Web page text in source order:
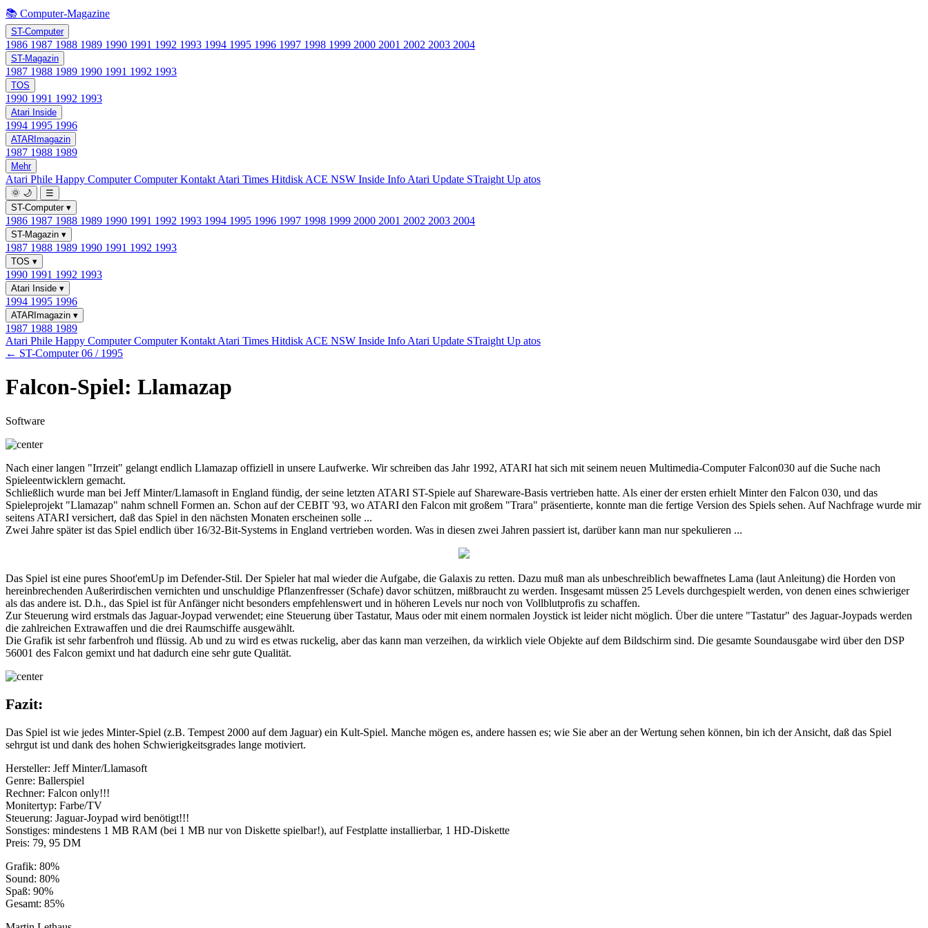
📚 Computer-Magazine
ST-Computer
1986 1987 1988 1989 1990 1991 1992 1993 1994 1995 1996 1997 1998 1999 2000 2001 2002 2003 2004
ST-Magazin
1987 1988 1989 1990 1991 1992 1993
TOS
1990 1991 1992 1993
Atari Inside
1994 1995 1996
ATARImagazin
1987 1988 1989
Mehr
Atari Phile Happy ComputerComputer Kontakt Atari Times Hitdisk ACE NSW Inside Info Atari Update STraight Up atos
🌞 🌙
☰
ST-Computer ▾
1986 1987 1988 1989 1990 1991 1992 1993 1994 1995 1996 1997 1998 1999 2000 2001 2002 2003 2004
ST-Magazin ▾
1987 1988 1989 1990 1991 1992 1993
TOS ▾
1990 1991 1992 1993
Atari Inside ▾
1994 1995 1996
ATARImagazin ▾
1987 1988 1989
Atari Phile Happy ComputerComputer Kontakt Atari Times Hitdisk ACE NSW Inside Info Atari Update STraight Up atos
← ST-Computer 06 / 1995
Falcon-Spiel: Llamazap
Software
Nach einer langen "Irrzeit" gelangt endlich Llamazap offiziell in unsere Laufwerke. Wir schreiben das Jahr 1992, ATARI hat sich mit seinem neuen Multimedia-Computer Falcon030 auf die Suche nach
Spieleentwicklern gemacht.
Schließlich wurde man bei Jeff Minter/Llamasoft in England fündig, der seine letzten ATARI ST-Spiele auf Shareware-Basis vertrieben hatte. Als einer der ersten erhielt Minter den Falcon 030, und das
Spieleprojekt "Llamazap" nahm schnell Formen an. Schon auf der CEBIT '93, wo ATARI den Falcon mit großem "Trara" präsentierte, konnte man die fertige Version des Spiels sehen. Auf Nachfrage wurde mir
seitens ATARI versichert, daß das Spiel in den nächsten Monaten erscheinen solle ...
Zwei Jahre später ist das Spiel endlich über 16/32-Bit-Systems in England vertrieben worden. Was in diesen zwei Jahren passiert ist, darüber kann man nur spekulieren ...
Das Spiel ist eine pures Shoot'emUp im Defender-Stil. Der Spieler hat mal wieder die Aufgabe, die Galaxis zu retten. Dazu muß man als unbeschreiblich bewaffnetes Lama (laut Anleitung) die Horden von
hereinbrechenden Außerirdischen vernichten und unschuldige Pflanzenfresser (Schafe) davor schützen, mißbraucht zu werden. Insgesamt müssen 25 Levels durchgespielt werden, von denen eines schwieriger
als das andere ist. D.h., das Spiel ist für Anfänger nicht besonders empfehlenswert und in höheren Levels nur noch von Vollblutprofis zu schaffen.
Zur Steuerung wird erstmals das Jaguar-Joypad verwendet; eine Steuerung über Tastatur, Maus oder mit einem normalen Joystick ist leider nicht möglich. Über die untere "Tastatur" des Jaguar-Joypads werden
die zahlreichen Extrawaffen und die drei Raumschiffe ausgewählt.
Die Grafik ist sehr farbenfroh und flüssig. Ab und zu wird es etwas ruckelig, aber das kann man verzeihen, da wirklich viele Objekte auf dem Bildschirm sind. Die gesamte Soundausgabe wird über den DSP
56001 des Falcon gemixt und hat dadurch eine sehr gute Qualität.
Fazit:
Das Spiel ist wie jedes Minter-Spiel (z.B. Tempest 2000 auf dem Jaguar) ein Kult-Spiel. Manche mögen es, andere hassen es; wie Sie aber an der Wertung sehen können, bin ich der Ansicht, daß das Spiel
sehrgut ist und dank des hohen Schwierigkeitsgrades lange motiviert.
Hersteller: Jeff Minter/Llamasoft
Genre: Ballerspiel
Rechner: Falcon only!!!
Monitertyp: Farbe/TV
Steuerung: Jaguar-Joypad wird benötigt!!!
Sonstiges: mindestens 1 MB RAM (bei 1 MB nur von Diskette spielbar!), auf Festplatte installierbar, 1 HD-Diskette
Preis: 79, 95 DM
Grafik: 80%
Sound: 80%
Spaß: 90%
Gesamt: 85%